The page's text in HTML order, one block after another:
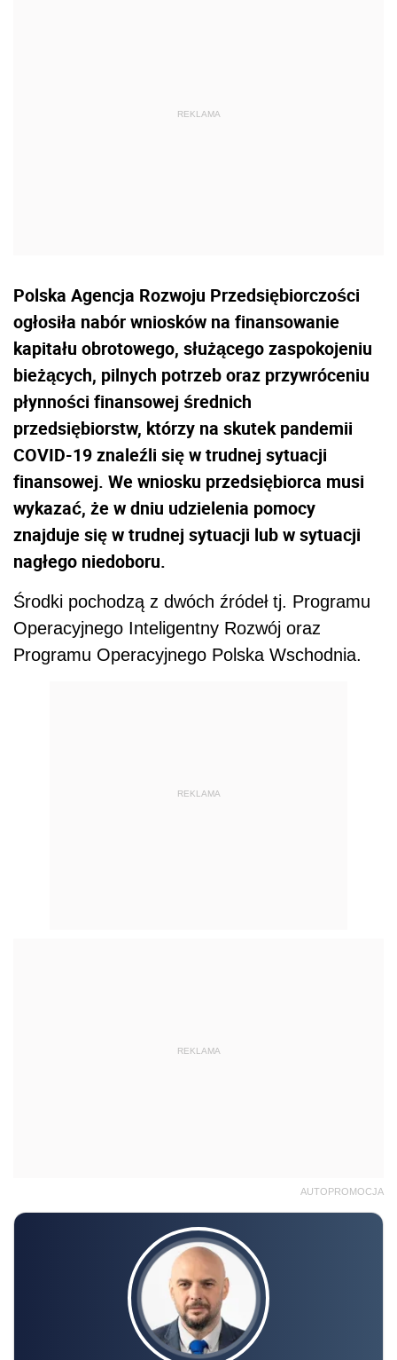
Polska Agencja Rozwoju Przedsiębiorczości
ogłosiła nabór wniosków na finansowanie
kapitału obrotowego, służącego zaspokojeniu
bieżących, pilnych potrzeb oraz przywróceniu
płynności finansowej średnich
przedsiębiorstw, którzy na skutek pandemii
COVID-19 znaleźli się w trudnej sytuacji
finansowej. We wniosku przedsiębiorca musi
wykazać, że w dniu udzielenia pomocy
znajduje się w trudnej sytuacji lub w sytuacji
nagłego niedoboru.
Środki pochodzą z dwóch źródeł tj. Programu
Operacyjnego Inteligentny Rozwój oraz
Programu Operacyjnego Polska Wschodnia.
REKLAMA
REKLAMA
AUTOPROMOCJA